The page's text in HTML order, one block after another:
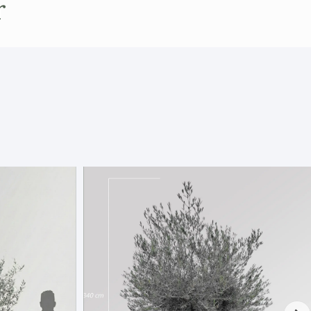
perfekt som solitær i en blomsterbed, en
ved længere tørkeperioder
sjældent nødvendigt, men der kan
let formklipning for at bevare og fremhæve
‘Schlager’ er det perfekte valg for dig,